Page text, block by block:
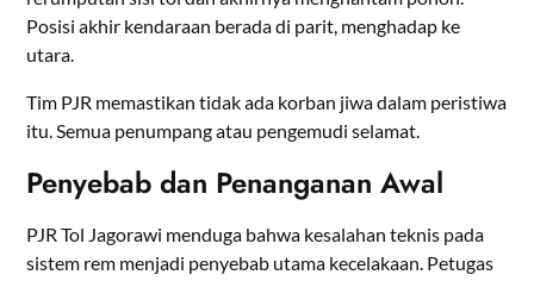
Posisi akhir kendaraan berada di parit, menghadap ke
utara.
Tim PJR memastikan tidak ada korban jiwa dalam peristiwa
itu. Semua penumpang atau pengemudi selamat.
Penyebab dan Penanganan Awal
PJR Tol Jagorawi menduga bahwa kesalahan teknis pada
sistem rem menjadi penyebab utama kecelakaan. Petugas